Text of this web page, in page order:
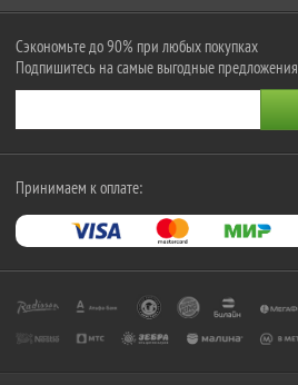
Сэкономьте до 90% при любых покупках
Подпишитесь на самые выгодные предложения
Принимаем к оплате: